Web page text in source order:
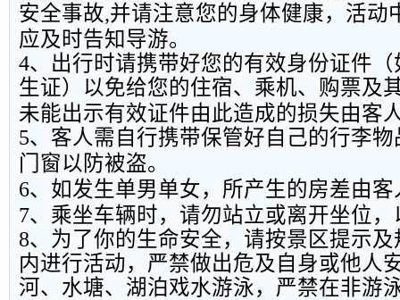
安全事故,并请注意您的身体健康，活动
应及时告知导游。
4、出行时请携带好您的有效身份证件
生证）以免给您的住宿、乘机、购票及
未能出示有效证件由此造成的损失由客
5、客人需自行携带保管好自己的行李
门窗以防被盗。
6、如发生单男单女，所产生的房差由客
7、乘坐车辆时，请勿站立或离开坐位
8、为了你的生命安全，请按景区提示
内进行活动，严禁做出危及自身或他人
河、水塘、湖泊戏水游泳，严禁在非游